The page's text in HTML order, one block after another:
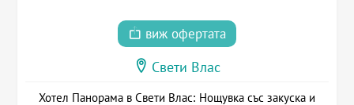
виж офертата
Свети Влас
Хотел Панорама в Свети Влас: Нощувка със закуска и